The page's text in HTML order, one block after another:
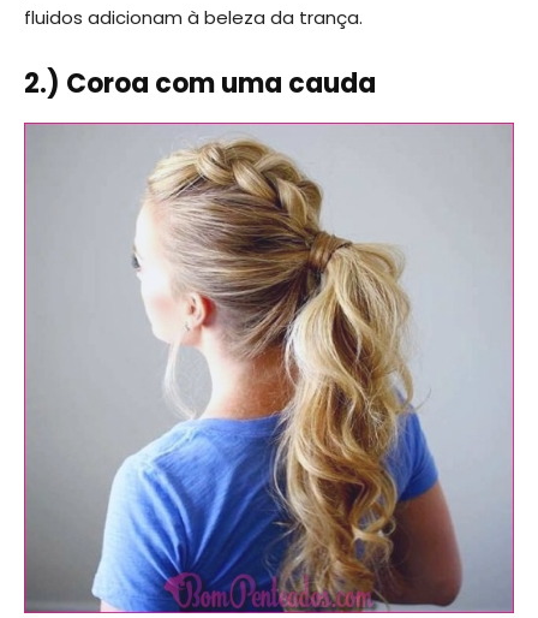
fluidos adicionam à beleza da trança.
2.) Coroa com uma cauda